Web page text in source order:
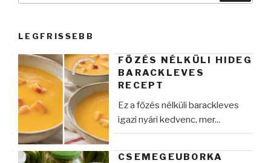
LEGFRISSEBB
FŐZÉS NÉLKÜLI HIDEG
BARACKLEVES
RECEPT
Ez a főzés nélküli barackleves
igazi nyári kedvenc, mer...
CSEMEGEUBORKA